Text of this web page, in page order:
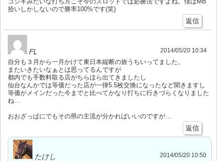
拾いしかしないので勝率100%です(笑)
返信
FL 2014/05/20 10:34
自分も３月から一月かけて東日本縦断の旅うちいってました。
またいきたいなぁとは思ってるんですが
都内でも手数料取る店がちらほら出てきましたし
仙台なんかでは等価だった店が一律5.5枚交換になったなど聞きますし
等価がメインだった今までと比べてかなり打ちに行きづらくなりました
ね…
おおざっぱにでもその県の主流が分かればいいのですが…
返信
たけし 2014/05/20 10:50